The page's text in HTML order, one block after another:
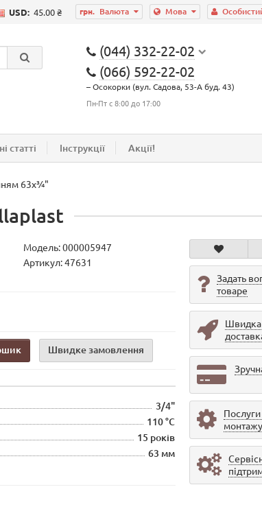
Мова
грн. Валюта
USD: 45.00 ₴
(044) 332-22-02
(066) 592-22-02
– Осокорки (вул. Садова, 53-А буд. 43)
Пн-Пт с 8:00 до 17:00
статті Інструкції Акції!
63х¾"
Модель:000005947
Артикул: 47631
Швидке замовлення
3/4"
110 °C
15 років
63 мм
Задать
товаре
Швидка
Послуги
монтажу